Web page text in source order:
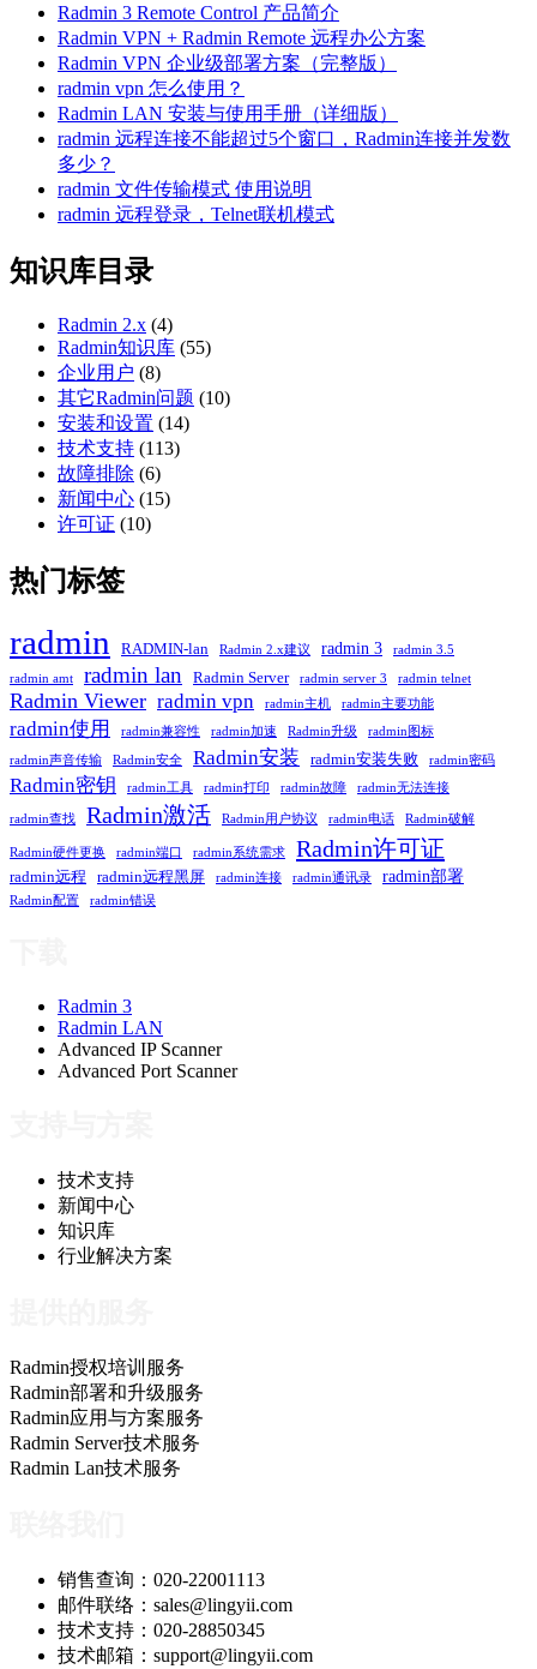
Radmin 3 Remote Control 产品简介
Radmin VPN + Radmin Remote 远程办公方案
Radmin VPN 企业级部署方案（完整版）
radmin vpn 怎么使用？
Radmin LAN 安装与使用手册（详细版）
radmin 远程连接不能超过5个窗口，Radmin连接并发数
多少？
radmin 文件传输模式 使用说明
radmin 远程登录，Telnet联机模式
知识库目录
Radmin 2.x (4)
Radmin知识库 (55)
企业用户 (8)
其它Radmin问题 (10)
安装和设置 (14)
技术支持 (113)
故障排除 (6)
新闻中心 (15)
许可证 (10)
热门标签
radmin RADMIN-lan Radmin 2.x建议 radmin 3 radmin 3.5
radmin amt radmin lan Radmin Server radmin server 3 radmin telnet
Radmin Viewer radmin vpn radmin主机 radmin主要功能
radmin使用 radmin兼容性 radmin加速 Radmin升级 radmin图标
radmin声音传输 Radmin安全 Radmin安装 radmin安装失败 radmin密码
Radmin密钥 radmin工具 radmin打印 radmin故障 radmin无法连接
radmin查找 Radmin激活 Radmin用户协议 radmin电话 Radmin破解
Radmin硬件更换 radmin端口 radmin系统需求 Radmin许可证
radmin远程 radmin远程黑屏 radmin连接 radmin通讯录 radmin部署
Radmin配置 radmin错误
Radmin 3
Radmin LAN
Advanced IP Scanner
Advanced Port Scanner
技术支持
新闻中心
知识库
行业解决方案
Radmin授权培训服务
Radmin部署和升级服务
Radmin应用与方案服务
Radmin Server技术服务
Radmin Lan技术服务
销售查询：020-22001113
邮件联络：sales@lingyii.com
技术支持：020-28850345
技术邮箱：support@lingyii.com